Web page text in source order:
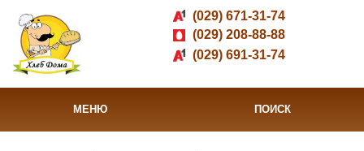
(029) 671-31-74
(029) 208-88-88
(029) 691-31-74
МЕНЮ ПОИСК